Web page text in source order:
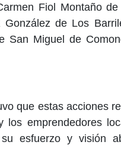
Fiol Montaño
González de Los
San Miguel de
que estas acciones
emprendedores
esfuerzo y visión